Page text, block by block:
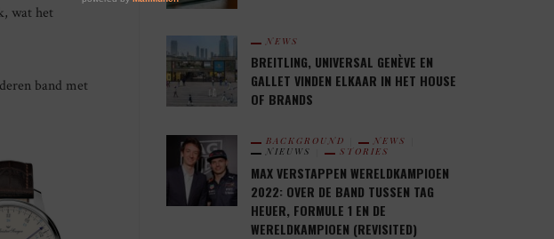
wat het
band met
NEWS
BREITLING, UNIVERSAL GENÈVE EN
GALLET VINDEN ELKAAR IN HET HOUSE
OF BRANDS
BACKGROUND
NEWS
NIEUWS
STORIES
MAX VERSTAPPEN WERELDKAMPIOEN
2022: OVER DE BAND TUSSEN TAG
HEUER, FORMULE 1 EN DE
WERELDKAMPIOEN (REVISITED)